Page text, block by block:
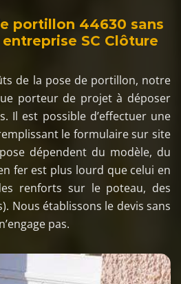
portillon 44630 sans
SC Clôture
de la pose de portillon, notre
porteur de projet à déposer
Il est possible d’effectuer une
le formulaire sur site
dépendent du modèle, du
fer est plus lourd que celui en
renforts sur le poteau, des
Nous établissons le devis sans
pas.